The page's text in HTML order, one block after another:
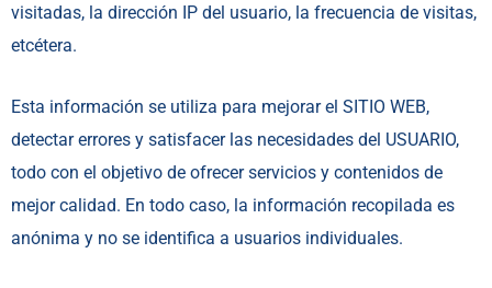
visitadas, la dirección IP del usuario, la frecuencia de visitas,
etcétera.
Esta información se utiliza para mejorar el SITIO WEB,
detectar errores y satisfacer las necesidades del USUARIO,
todo con el objetivo de ofrecer servicios y contenidos de
mejor calidad. En todo caso, la información recopilada es
anónima y no se identifica a usuarios individuales.